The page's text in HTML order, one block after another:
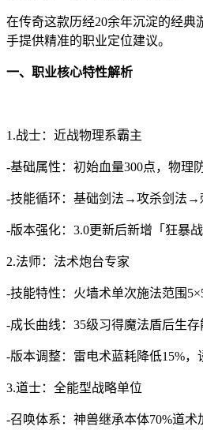
在传奇这款历经20余年沉淀的经
手提供精准的职业定位建议。
一、职业核心特性解析
1.战士：近战物理系霸主
-基础属性：初始血量300点，物理
-技能循环：基础剑法→攻杀剑法
-版本强化：3.0更新后新增「狂暴
2.法师：法术炮台专家
-技能特性：火墙术单次施法范围
-成长曲线：35级习得魔法盾后生存
-版本调整：雷电术蓝耗降低15%
3.道士：全能型战略单位
-召唤体系：神兽继承本体70%道